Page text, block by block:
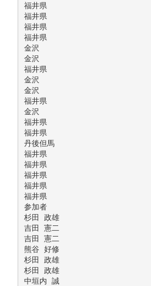
福井県
福井県
福井県
福井県
金沢
金沢
福井県
金沢
金沢
福井県
金沢
福井県
福井県
丹後但馬
福井県
福井県
福井県
福井県
福井県
参加者
杉田 政雄
吉田 憲二
吉田 憲二
熊谷 好修
杉田 政雄
杉田 政雄
中垣内 誠